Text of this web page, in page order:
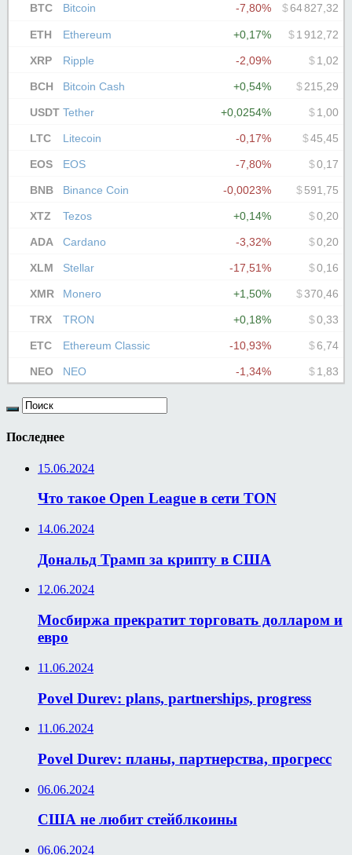
Последнее
15.06.2024
Что такое Open League в сети TON
14.06.2024
Дональд Трамп за крипту в США
12.06.2024
Мосбиржа прекратит торговать долларом и
евро
11.06.2024
Povel Durev: plans, partnerships, progress
11.06.2024
Povel Durev: планы, партнерства, прогресс
06.06.2024
США не любит стейблкоины
06.06.2024